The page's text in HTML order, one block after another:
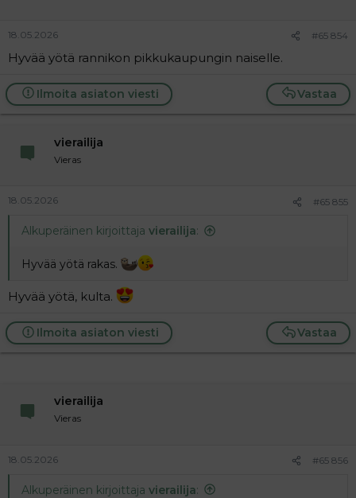
18.05.2026 #65 854
Hyvää yötä rannikon pikkukaupungin naiselle.
Vastaa
Ilmoita asiaton viesti
vierailija
Vieras
18.05.2026 #65 855
Alkuperäinen kirjoittaja vierailija:
Hyvää yötä rakas.
Hyvää yötä, kulta.
Vastaa
Ilmoita asiaton viesti
vierailija
Vieras
18.05.2026 #65 856
Alkuperäinen kirjoittaja vierailija: